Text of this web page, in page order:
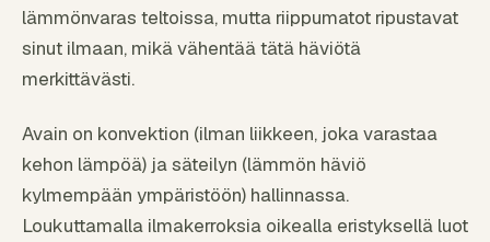
lämmönvaras teltoissa, mutta riippumatot ripustavat
sinut ilmaan, mikä vähentää tätä häviötä
merkittävästi.
Avain on konvektion (ilman liikkeen, joka varastaa
kehon lämpöä) ja säteilyn (lämmön häviö
kylmempään ympäristöön) hallinnassa.
Loukuttamalla ilmakerroksia oikealla eristyksellä luot